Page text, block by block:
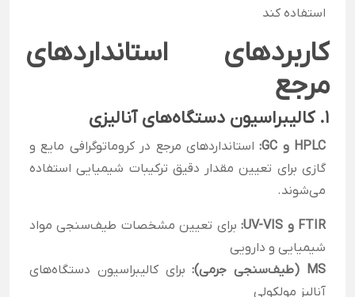
استفاده کند
کاربردهای استانداردهای
مرجع
HPLC و GC:
استانداردهای مرجع در کروماتوگرافی مایع و
گازی برای تعیین مقدار دقیق ترکیبات شیمیایی استفاده
می‌شوند.
FTIR و UV-VIS:
برای تعیین مشخصات طیف‌سنجی مواد
شیمیایی و دارویی
MS (طیف‌سنجی جرمی):
برای کالیبراسیون دستگاه‌های
آنالیز مولکولی